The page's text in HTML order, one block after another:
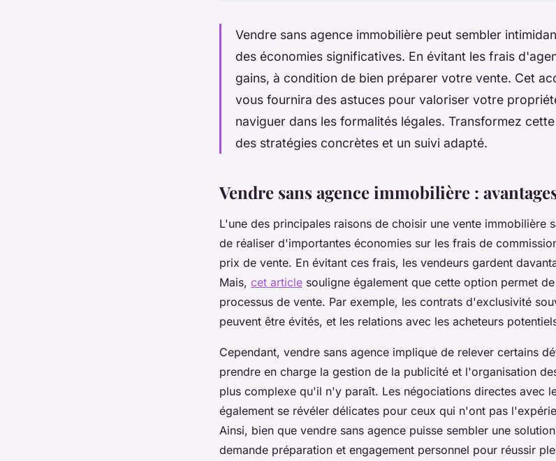
Vendre sans agence immobilière peut sembler
des économies significatives. En évitant les frais
gains, à condition de bien préparer votre vente. Cet
vous fournira des astuces pour valoriser votre
naviguer dans les formalités légales. Transformez
des stratégies concrètes et un suivi adapté.
Vendre sans agence immobilière :
L'une des principales raisons de choisir une vente immobilière
de réaliser d'importantes économies sur les frais de
prix de vente. En évitant ces frais, les vendeurs gardent
Mais, cet article souligne également que cette option permet
processus de vente. Par exemple, les contrats d'exclusivité
peuvent être évités, et les relations avec les acheteurs
Cependant, vendre sans agence implique de relever certains
prendre en charge la gestion de la publicité et l'organisation
plus complexe qu'il n'y paraît. Les négociations directes avec
également se révéler délicates pour ceux qui n'ont pas
Ainsi, bien que vendre sans agence puisse sembler une
demande préparation et engagement personnel pour réussir